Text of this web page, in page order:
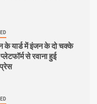
के यार्ड में इंजन के दो चक्के
से रवाना हुई